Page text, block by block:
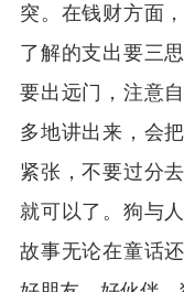
突。在钱财方面
了解的支出要三
要出远门，注意
多地讲出来，会
紧张，不要过分
就可以了。狗与
故事无论在童话